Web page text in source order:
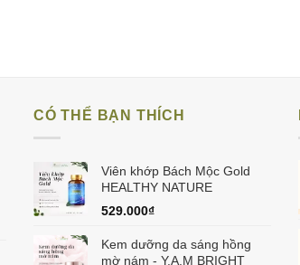
CÓ THỂ BẠN THÍCH
Viên khớp Bách Mộc Gold
HEALTHY NATURE
529.000₫
Kem dưỡng da sáng hồng
mờ nám - Y.A.M BRIGHT